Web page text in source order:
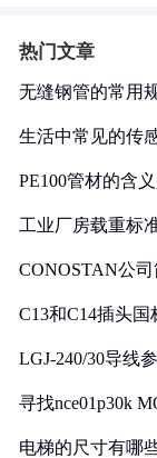
热门文章
无缝钢管的常用
生活中常见的传
PE100管材的含
工业厂房载重标
CONOSTAN公司
C13和C14插头
LGJ-240/30导线
寻找nce01p30k
电梯的尺寸有哪